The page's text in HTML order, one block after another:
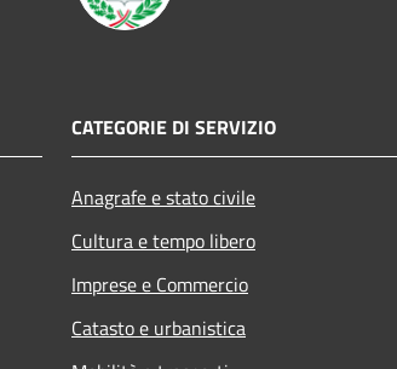
CATEGORIE DI SERVIZIO
Anagrafe e stato civile
Cultura e tempo libero
Imprese e Commercio
Catasto e urbanistica